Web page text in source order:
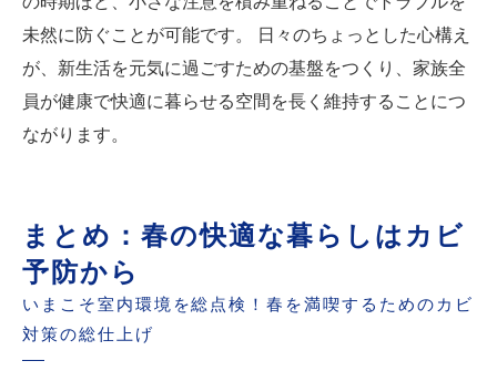
未然に防ぐことが可能です。 日々のちょっとした心構え
が、新生活を元気に過ごすための基盤をつくり、家族全
員が健康で快適に暮らせる空間を長く維持することにつ
ながります。
まとめ：春の快適な暮らしはカビ
予防から
いまこそ室内環境を総点検！春を満喫するためのカビ
対策の総仕上げ